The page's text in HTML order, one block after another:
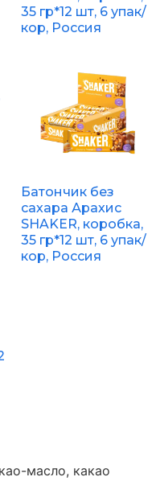
35 гр*12 шт, 6 упак/
кор, Россия
Батончик без
сахара Арахис
SHAKER, коробка,
35 гр*12 шт, 6 упак/
кор, Россия
масло, какао